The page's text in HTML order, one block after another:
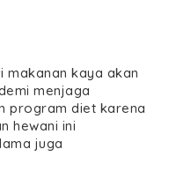
makanan kaya akan
menjaga
program diet karena
hewani ini
juga